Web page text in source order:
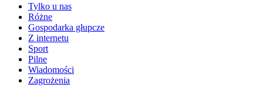
Tylko u nas
Różne
Gospodarka głupcze
Z internetu
Sport
Pilne
Wiadomości
Zagrożenia